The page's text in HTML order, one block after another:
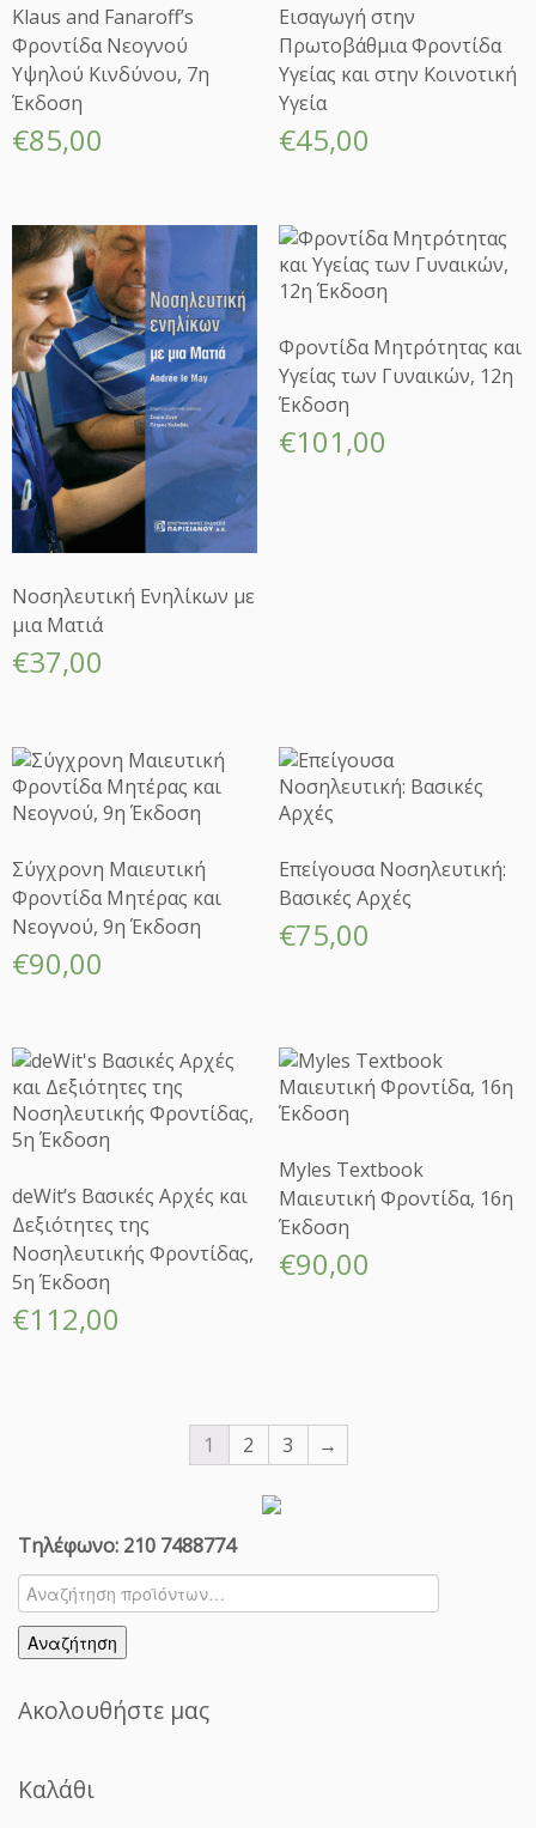
Klaus and Fanaroff’s
Φροντίδα Νεογνού
Υψηλού Κινδύνου, 7η
Έκδοση
€85,00
Εισαγωγή στην
Πρωτοβάθμια Φροντίδα
Υγείας και στην Κοινοτική
Υγεία
€45,00
Νοσηλευτική Ενηλίκων με
μια Ματιά
€37,00
Φροντίδα Μητρότητας και
Υγείας των Γυναικών, 12η
Έκδοση
€101,00
Σύγχρονη Μαιευτική
Φροντίδα Μητέρας και
Νεογνού, 9η Έκδοση
€90,00
Επείγουσα Νοσηλευτική:
Βασικές Αρχές
€75,00
deWit’s Βασικές Αρχές και
Δεξιότητες της
Νοσηλευτικής Φροντίδας,
5η Έκδοση
€112,00
Myles Textbook
Μαιευτική Φροντίδα, 16η
Έκδοση
€90,00
1 2 3 →
Τηλέφωνο: 210 7488774
Αναζήτηση
για:
Αναζήτηση
Ακολουθήστε μας
Καλάθι